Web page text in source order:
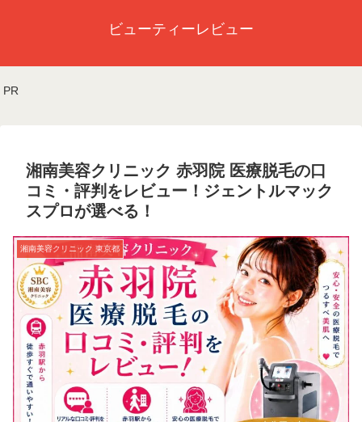
ビューティーレビュー
PR
湘南美容クリニック 赤羽院 医療脱毛の口
コミ・評判をレビュー！ジェントルマック
スプロが選べる！
湘南美容クリニック 東京都